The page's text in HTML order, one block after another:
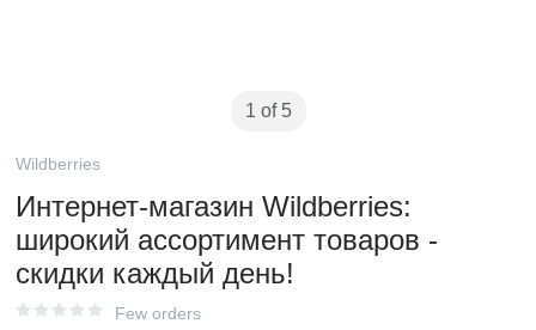
1 of 5
Wildberries
Интернет‑магазин Wildberries:
широкий ассортимент товаров -
скидки каждый день!
Few orders